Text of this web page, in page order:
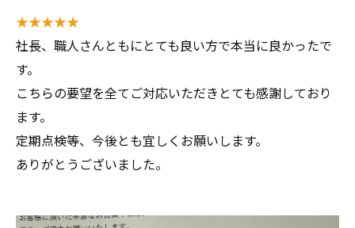
★★★★★
社長、職人さんともにとても良い方で本当に良かったで
す。
こちらの要望を全てご対応いただきとても感謝しており
ます。
定期点検等、今後とも宜しくお願いします。
ありがとうございました。